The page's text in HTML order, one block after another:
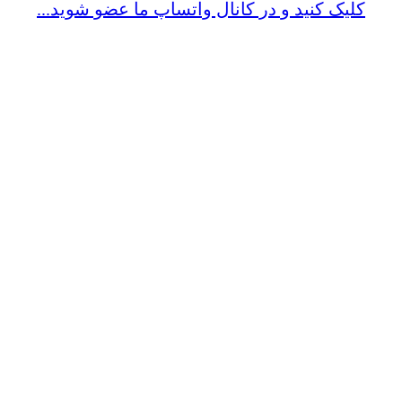
کلیک کنید و در کانال واتساپ ما عضو شوید...